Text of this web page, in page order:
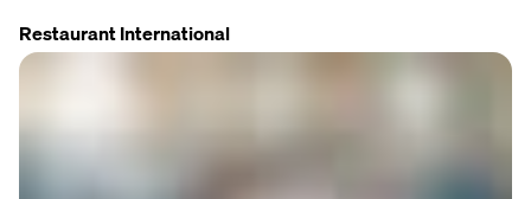
Restaurant International